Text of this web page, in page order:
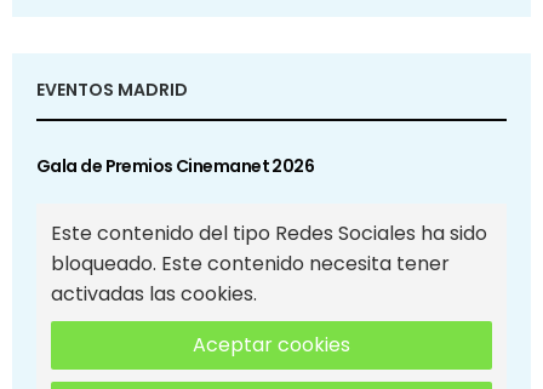
EVENTOS MADRID
Gala de Premios Cinemanet 2026
Este contenido del tipo Redes Sociales ha sido
bloqueado. Este contenido necesita tener
activadas las cookies.
Aceptar cookies